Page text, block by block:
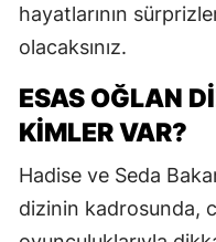
hayatlarının
olacaksınız.
ESAS OĞLAN
KIMLER VAR?
Hadise ve Seda
dizinin kadrosunda,